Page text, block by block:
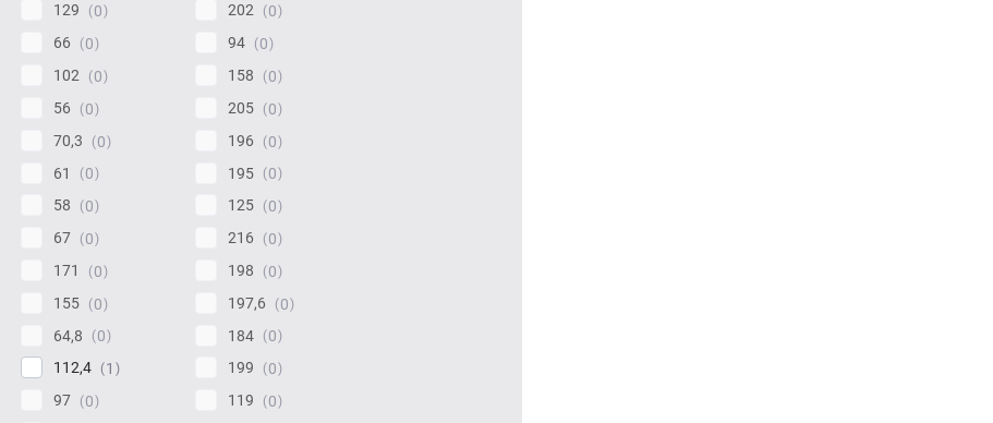
129
0
66
0
102
0
56
0
70,3
0
61
0
58
0
67
0
171
0
155
0
64,8
0
112,4
1
97
0
202
0
94
0
158
0
205
0
196
0
195
0
125
0
216
0
198
0
197,6
0
184
0
199
0
119
0